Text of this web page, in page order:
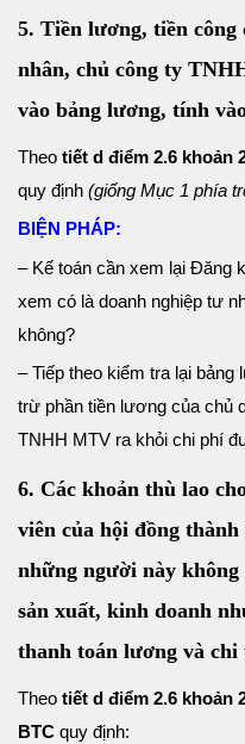
5. Tiền lương, tiền công
nhân, chủ công ty
vào bảng lương, tính
Theo tiết d điểm 2.6 khoản
quy định (giống Mục 1 phía
BIỆN PHÁP:
– Kế toán cần xem lại Đăng
xem có là doanh nghiệp tư
không?
– Tiếp theo kiểm tra lại
trừ phần tiền lương của chủ
TNHH MTV ra khỏi chi phí
6. Các khoản thù lao
viên của hội đồng
những người này
sản xuất, kinh doanh
thanh toán lương và
Theo tiết d điểm 2.6 khoản
BTC quy định: